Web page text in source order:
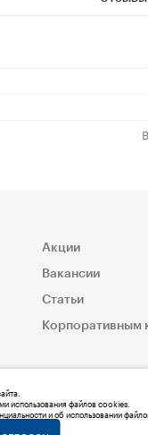
Акции
Вакансии
Статьи
Корпоративным
использования файлов cookies.
и об использовании